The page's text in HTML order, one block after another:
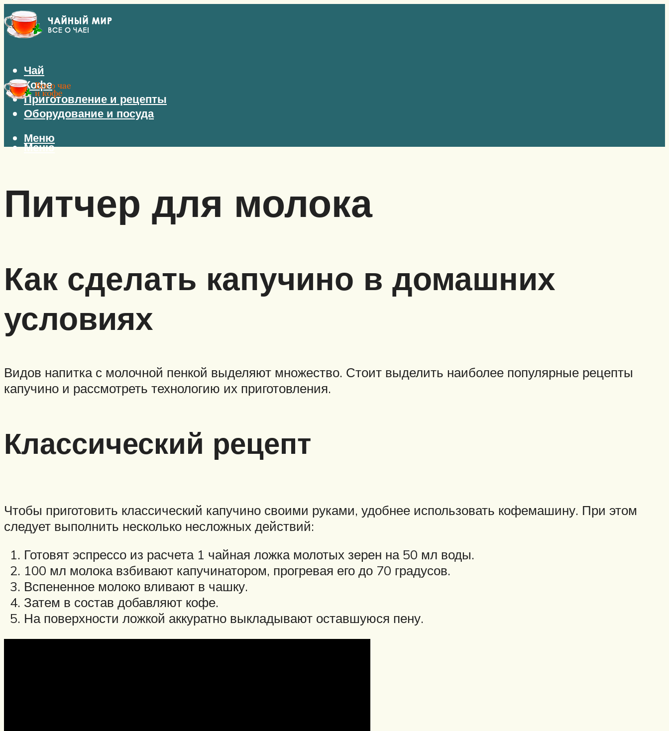
Чай
Кофе
Приготовление и рецепты
Оборудование и посуда
Меню
Меню
Питчер для молока
Как сделать капучино в домашних
условиях
Видов напитка с молочной пенкой выделяют множество. Стоит выделить наиболее популярные рецепты
капучино и рассмотреть технологию их приготовления.
Классический рецепт
Чтобы приготовить классический капучино своими руками, удобнее использовать кофемашину. При этом
следует выполнить несколько несложных действий:
Готовят эспрессо из расчета 1 чайная ложка молотых зерен на 50 мл воды.
100 мл молока взбивают капучинатором, прогревая его до 70 градусов.
Вспененное молоко вливают в чашку.
Затем в состав добавляют кофе.
На поверхности ложкой аккуратно выкладывают оставшуюся пену.